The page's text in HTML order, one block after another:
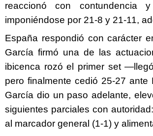
reaccionó con
imponiéndose por 21-8 y 21-11,
España respondió con carácter
García firmó una de las
ibicenca rozó el primer set
pero finalmente cedió 25-27
García dio un paso adelante,
siguientes parciales con
al marcador general (1-1) y